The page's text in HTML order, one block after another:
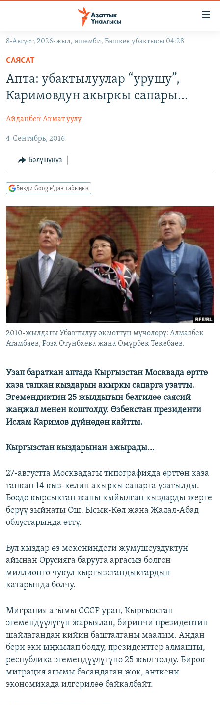
Навигацияга
өтүңүз
Издөөгө
салыңыз
КЫРГЫЗСТАН
КЫРГЫЗСТАН
ЭКОНОМИКА
МАДАНИЯТ
БОРБОР АЗИЯ
УКРАИНА
АТАЙЫН ИЛИКТӨӨ
ТВ ПРОГРАММАЛАР
БҮГҮН АЗАТТЫКТА
БИЗ ЖАНА ДҮЙНӨ
ДАНИСТЕ
ЭЖЕ-СИҢДИЛЕР
АЗАТТЫК+
ЫҢГАЙСЫЗ СУРООЛОР
ПОДКАСТ
ӨЗГӨЧӨ ПИКИР
ОНЛАЙН ШЕРИНЕ
ЭЕ/АРнун бардык сайттары
8-Август, 2026-жыл, ишемби, Бишкек убактысы 04:28
САЯСАТ
Апта: убактылуулар “урушу”,
Каримовдун акыркы сапары...
Айданбек Акмат уулу
4-Сентябрь, 2016
Бөлүшүңүз
Бизди Google'дан табыңыз
2010-жылдагы Убактылуу өкмөттүн мүчөлөрү: Алмазбек
Атамбаев, Роза Отунбаева жана Өмүрбек Текебаев.
Узап бараткан аптада Кыргызстан Москвада өрттө
каза тапкан кыздарын акыркы сапарга узатты.
Эгемендиктин 25 жылдыгын белгилөө саясий
жаңжал менен коштолду. Өзбекстан президенти
Ислам Каримов дүйнөдөн кайтты.
Кыргызстан кыздарынан ажырады...
27-августта Москвадагы типографияда өрттөн каза
тапкан 14 кыз-келин акыркы сапарга узатылды.
Бөөдө кырсыктан жаны кыйылган кыздарды жерге
берүү зыйнаты Ош, Ысык-Көл жана Жалал-Абад
облустарында өттү.
Бул кыздар өз мекениндеги жумушсуздуктун
айынан Орусияга барууга аргасыз болгон
миллионго чукул кыргызстандыктардын
катарында болчу.
Миграция агымы СССР урап, Кыргызстан
эгемендүүлүгүн жарыялап, биринчи президентин
шайлагандан кийин башталганы маалым. Андан
бери эки ыңкылап болду, президенттер алмашты,
республика эгемендүүлүгүнө 25 жыл толду. Бирок
миграция агымы басаңдаган жок, анткени
экономикада илгерилөө байкалбайт.